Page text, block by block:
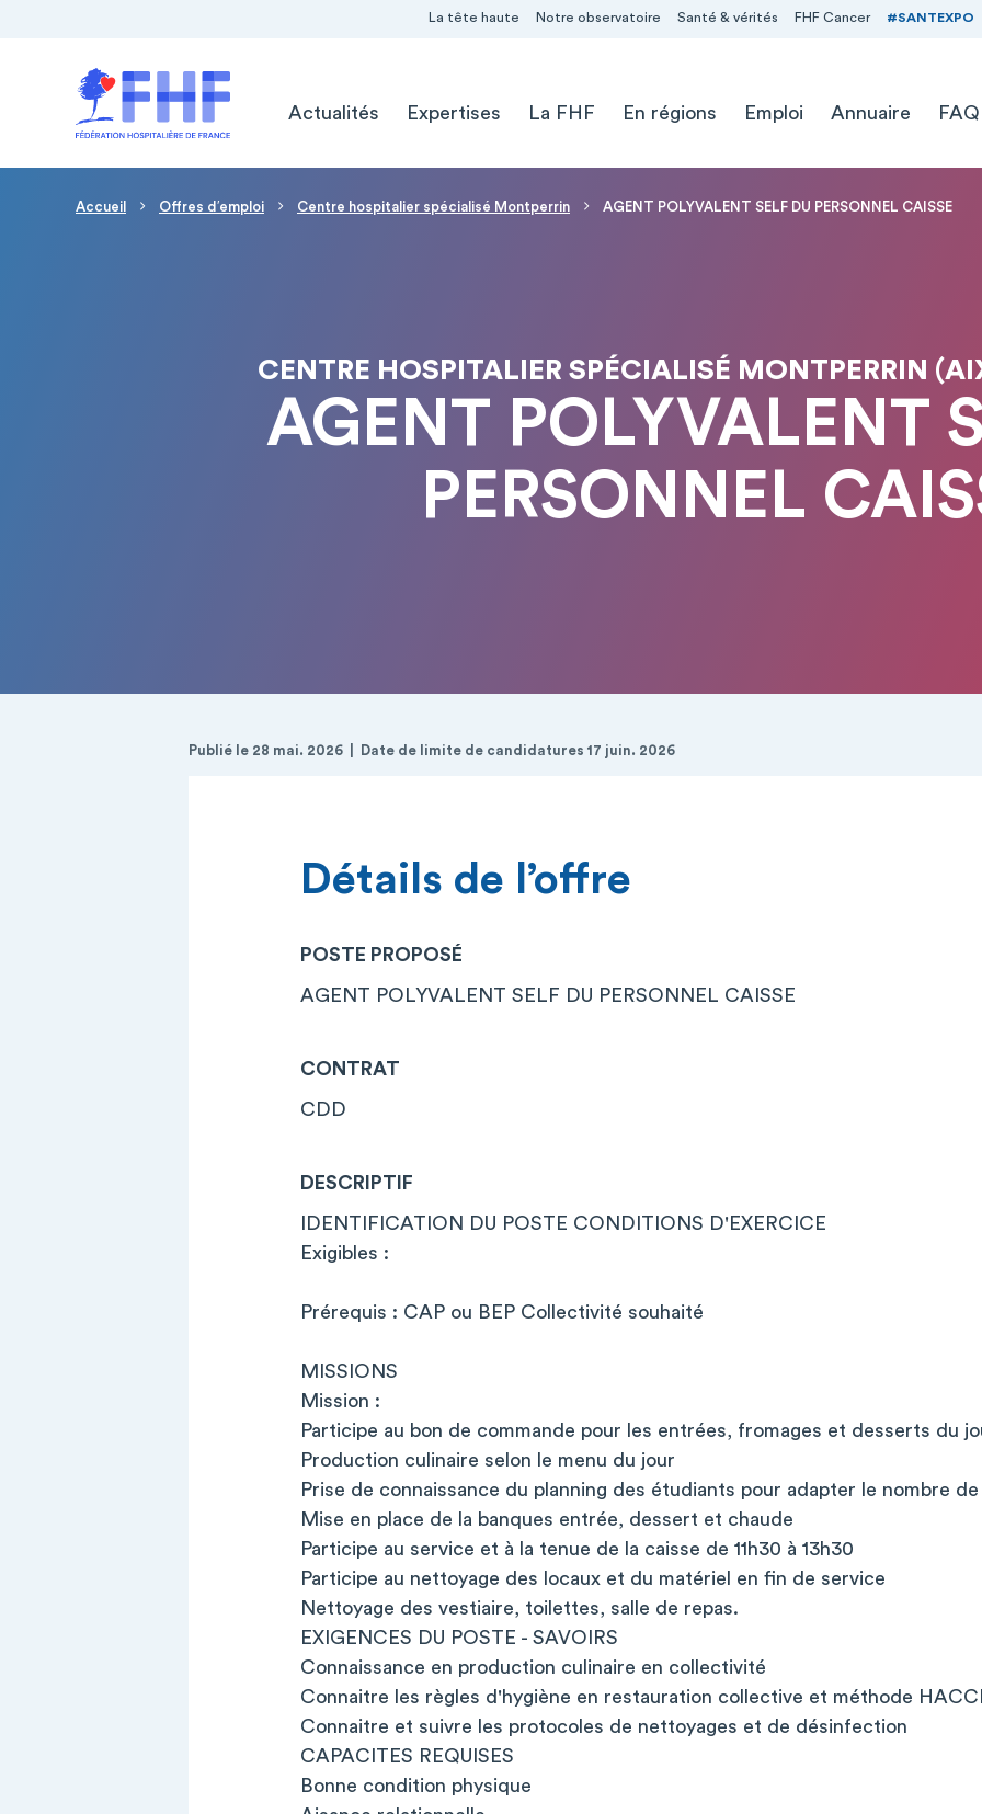
La tête haute Notre observatoire Santé & vérités FHF Cancer #SANTEXPO
Actualités
Expertises La FHF En régions Emploi Annuaire
Fil d'Ariane
Accueil Offres d′emploi Centre hospitalier spécialisé Montperrin AGENT POLYVALENT SELF DU PERSONNEL CAISSE
CENTRE HOSPITALIER SPÉCIALISÉ MONTPERRIN
AGENT POLYVALENT
PERSONNEL
Publié le 28 mai. 2026 Date de limite de candidatures 17 juin. 2026
Détails de l’offre
POSTE PROPOSÉ
AGENT POLYVALENT SELF DU PERSONNEL CAISSE
CONTRAT
CDD
DESCRIPTIF
IDENTIFICATION DU POSTE CONDITIONS D'EXERCICE
Exigibles :
Prérequis : CAP ou BEP Collectivité souhaité
MISSIONS
Mission :
Participe au bon de commande pour les entrées, fromages et desserts du
Production culinaire selon le menu du jour
Prise de connaissance du planning des étudiants pour adapter le nombre
Mise en place de la banques entrée, dessert et chaude
Participe au service et à la tenue de la caisse de 11h30 à 13h30
Participe au nettoyage des locaux et du matériel en fin de service
Nettoyage des vestiaire, toilettes, salle de repas.
EXIGENCES DU POSTE - SAVOIRS
Connaissance en production culinaire en collectivité
Connaitre les règles d'hygiène en restauration collective et méthode
Connaitre et suivre les protocoles de nettoyages et de désinfection
CAPACITES REQUISES
Bonne condition physique